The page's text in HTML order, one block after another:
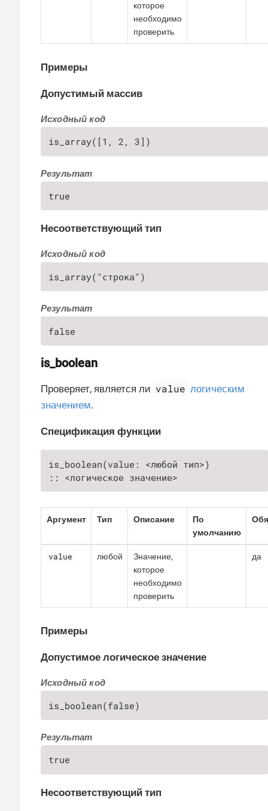
которое
необходимо
проверить
Примеры
Допустимый массив
Исходный код
is_array([1, 2, 3])
Результат
true
Несоответствующий тип
Исходный код
is_array("строка")
Результат
false
is_boolean
Проверяет, является ли value логическим
значением.
Спецификация функции
is_boolean(value: <любой тип>)
:: <логическое значение>
Аргумент Тип Описание
По
умолчанию
value любой
Значение,
которое
необходимо
проверить
да
Примеры
Допустимое логическое значение
Исходный код
is_boolean(false)
Результат
true
Несоответствующий тип